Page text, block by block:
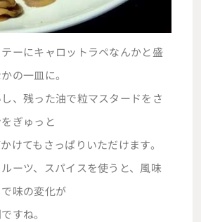
ーにキャロットラペなんかと盛
の一皿に。
、残った油で粒マスタードをさ
ぎゅっと
けてもさっぱりいただけます。
ーツ、スパイスを使うと、風味
味の変化が
すね。